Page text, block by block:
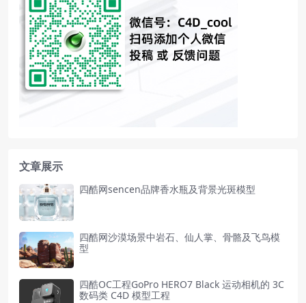
文章展示
四酷网sencen品牌香水瓶及背景光斑模型
四酷网沙漠场景中岩石、仙人掌、骨骼及飞鸟模
型
四酷OC工程GoPro HERO7 Black 运动相机的 3C
数码类 C4D 模型工程